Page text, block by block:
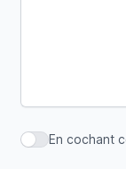
En cochant
En cochant